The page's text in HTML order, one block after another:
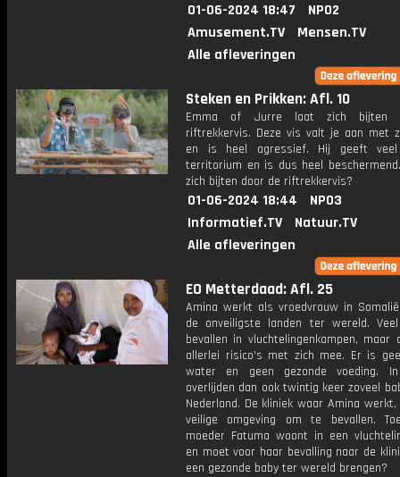
01-06-2024 18:47
NPO2
Amusement.TV
Mensen.TV
Alle afleveringen
Steken en Prikken: Afl. 10
Emma of Jurre laat zich bijten
riftrekkervis. Deze vis valt je aan met
en is heel agressief. Hij geeft
territorium en is dus heel
zich bijten door de riftrekkervis?
01-06-2024 18:44
NPO3
Informatief.TV
Natuur.TV
Alle afleveringen
EO Metterdaad: Afl. 25
Amina werkt als vroedvrouw in
de onveiligste landen ter wereld.
bevallen in vluchtelingenkampen, maar
allerlei risico's met zich mee. Er is
water en geen gezonde voeding.
overlijden dan ook twintig keer zoveel
Nederland. De kliniek waar Amina
veilige omgeving om te bevallen.
moeder Fatuma woont in een
en moet voor haar bevalling naar de
een gezonde baby ter wereld brengen?